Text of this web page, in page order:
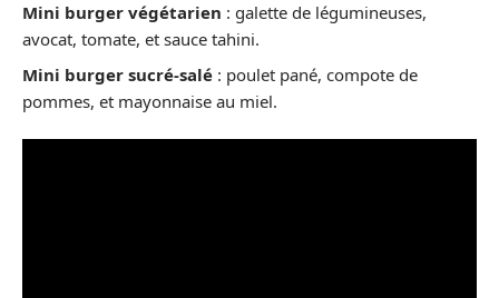
Mini burger végétarien : galette de légumineuses,
avocat, tomate, et sauce tahini.
Mini burger sucré-salé : poulet pané, compote de
pommes, et mayonnaise au miel.